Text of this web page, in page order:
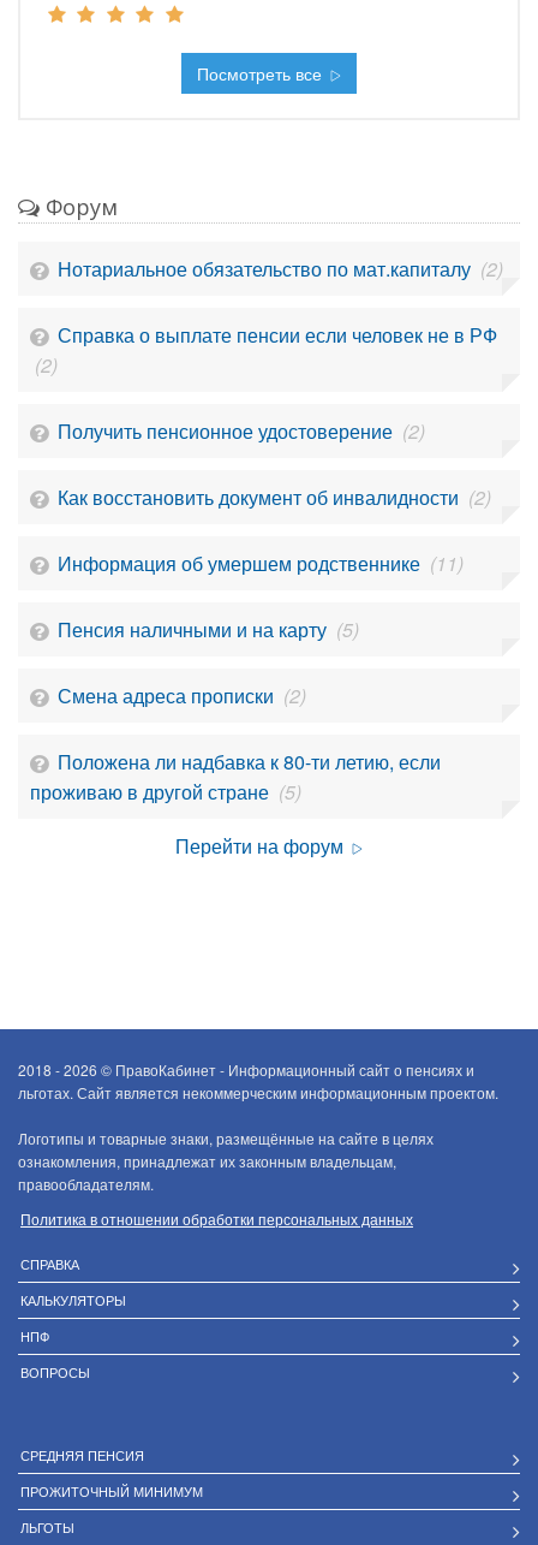
Посмотреть все
Форум
Нотариальное обязательство по мат.капиталу (2)
Справка о выплате пенсии если человек не в РФ
(2)
Получить пенсионное удостоверение (2)
Как восстановить документ об инвалидности (2)
Информация об умершем родственнике (11)
Пенсия наличными и на карту (5)
Смена адреса прописки (2)
Положена ли надбавка к 80-ти летию, если
проживаю в другой стране (5)
Перейти на форум
2018 - 2026 © ПравоКабинет - Информационный сайт о пенсиях и
льготах. Сайт является некоммерческим информационным проектом.
Логотипы и товарные знаки, размещённые на сайте в целях
ознакомления, принадлежат их законным владельцам,
правообладателям.
Политика в отношении обработки персональных данных
СПРАВКА
КАЛЬКУЛЯТОРЫ
НПФ
ВОПРОСЫ
СРЕДНЯЯ ПЕНСИЯ
ПРОЖИТОЧНЫЙ МИНИМУМ
ЛЬГОТЫ